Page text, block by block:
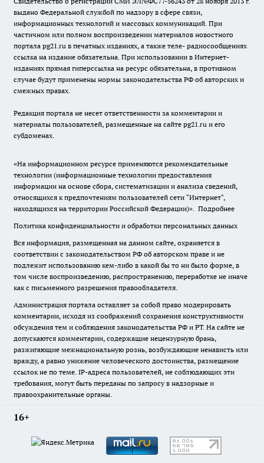
выдано Федеральной службой по надзору в сфере связи,
информационных технологий и массовых коммуникаций. При
частичном или полном воспроизведении материалов новостного
портала pg21.ru в печатных изданиях, а также теле- радиосообщениях
ссылка на издание обязательна. При использовании в Интернет-
изданиях прямая гиперссылка на ресурс обязательна, в противном
случае будут применены нормы законодательства РФ об авторских и
смежных правах.
Редакция портала не несет ответственности за комментарии и
материалы пользователей, размещенные на сайте pg21.ru и его
субдоменах.
«На информационном ресурсе применяются рекомендательные
технологии (информационные технологии предоставления
информации на основе сбора, систематизации и анализа сведений,
относящихся к предпочтениям пользователей сети "Интернет",
находящихся на территории Российской Федерации)». Подробнее
Политика конфиденциальности и обработки персональных данных
Вся информация, размещенная на данном сайте, охраняется в
соответствии с законодательством РФ об авторском праве и не
подлежит использованию кем-либо в какой бы то ни было форме, в
том числе воспроизведению, распространению, переработке не иначе
как с письменного разрешения правообладателя.
Администрация портала оставляет за собой право модерировать
комментарии, исходя из соображений сохранения конструктивности
обсуждения тем и соблюдения законодательства РФ и РТ. На сайте не
допускаются комментарии, содержащие нецензурную брань,
разжигающие межнациональную рознь, возбуждающие ненависть или
вражду, а равно унижение человеческого достоинства, размещение
ссылок не по теме. IP-адреса пользователей, не соблюдающих эти
требования, могут быть переданы по запросу в надзорные и
правоохранительные органы.
16+